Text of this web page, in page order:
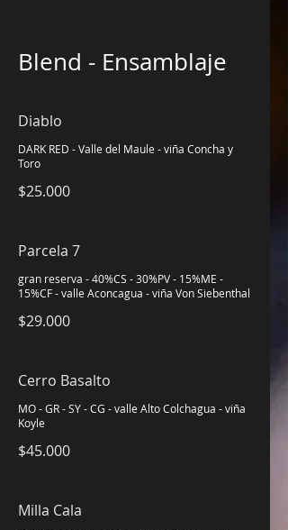
Blend - Ensamblaje
Diablo
DARK RED - Valle del Maule - viña Concha y
Toro
$25.000
Parcela 7
gran reserva - 40%CS - 30%PV - 15%ME -
15%CF - valle Aconcagua - viña Von Siebenthal
$29.000
Cerro Basalto
MO - GR - SY - CG - valle Alto Colchagua - viña
Koyle
$45.000
Milla Cala